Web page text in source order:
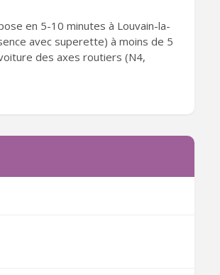
en 5-10 minutes à Louvain-la-
avec superette) à moins de 5
des axes routiers (N4,